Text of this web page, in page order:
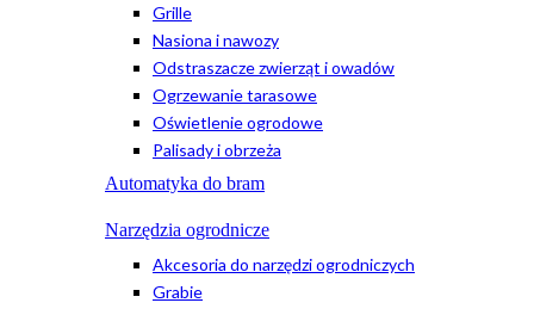
Grille
Nasiona i nawozy
Odstraszacze zwierząt i owadów
Ogrzewanie tarasowe
Oświetlenie ogrodowe
Palisady i obrzeża
Automatyka do bram
Narzędzia ogrodnicze
Akcesoria do narzędzi ogrodniczych
Grabie